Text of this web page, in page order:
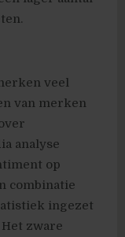
veel
van merken
analyse
op
combinatie
ingezet
Het zware